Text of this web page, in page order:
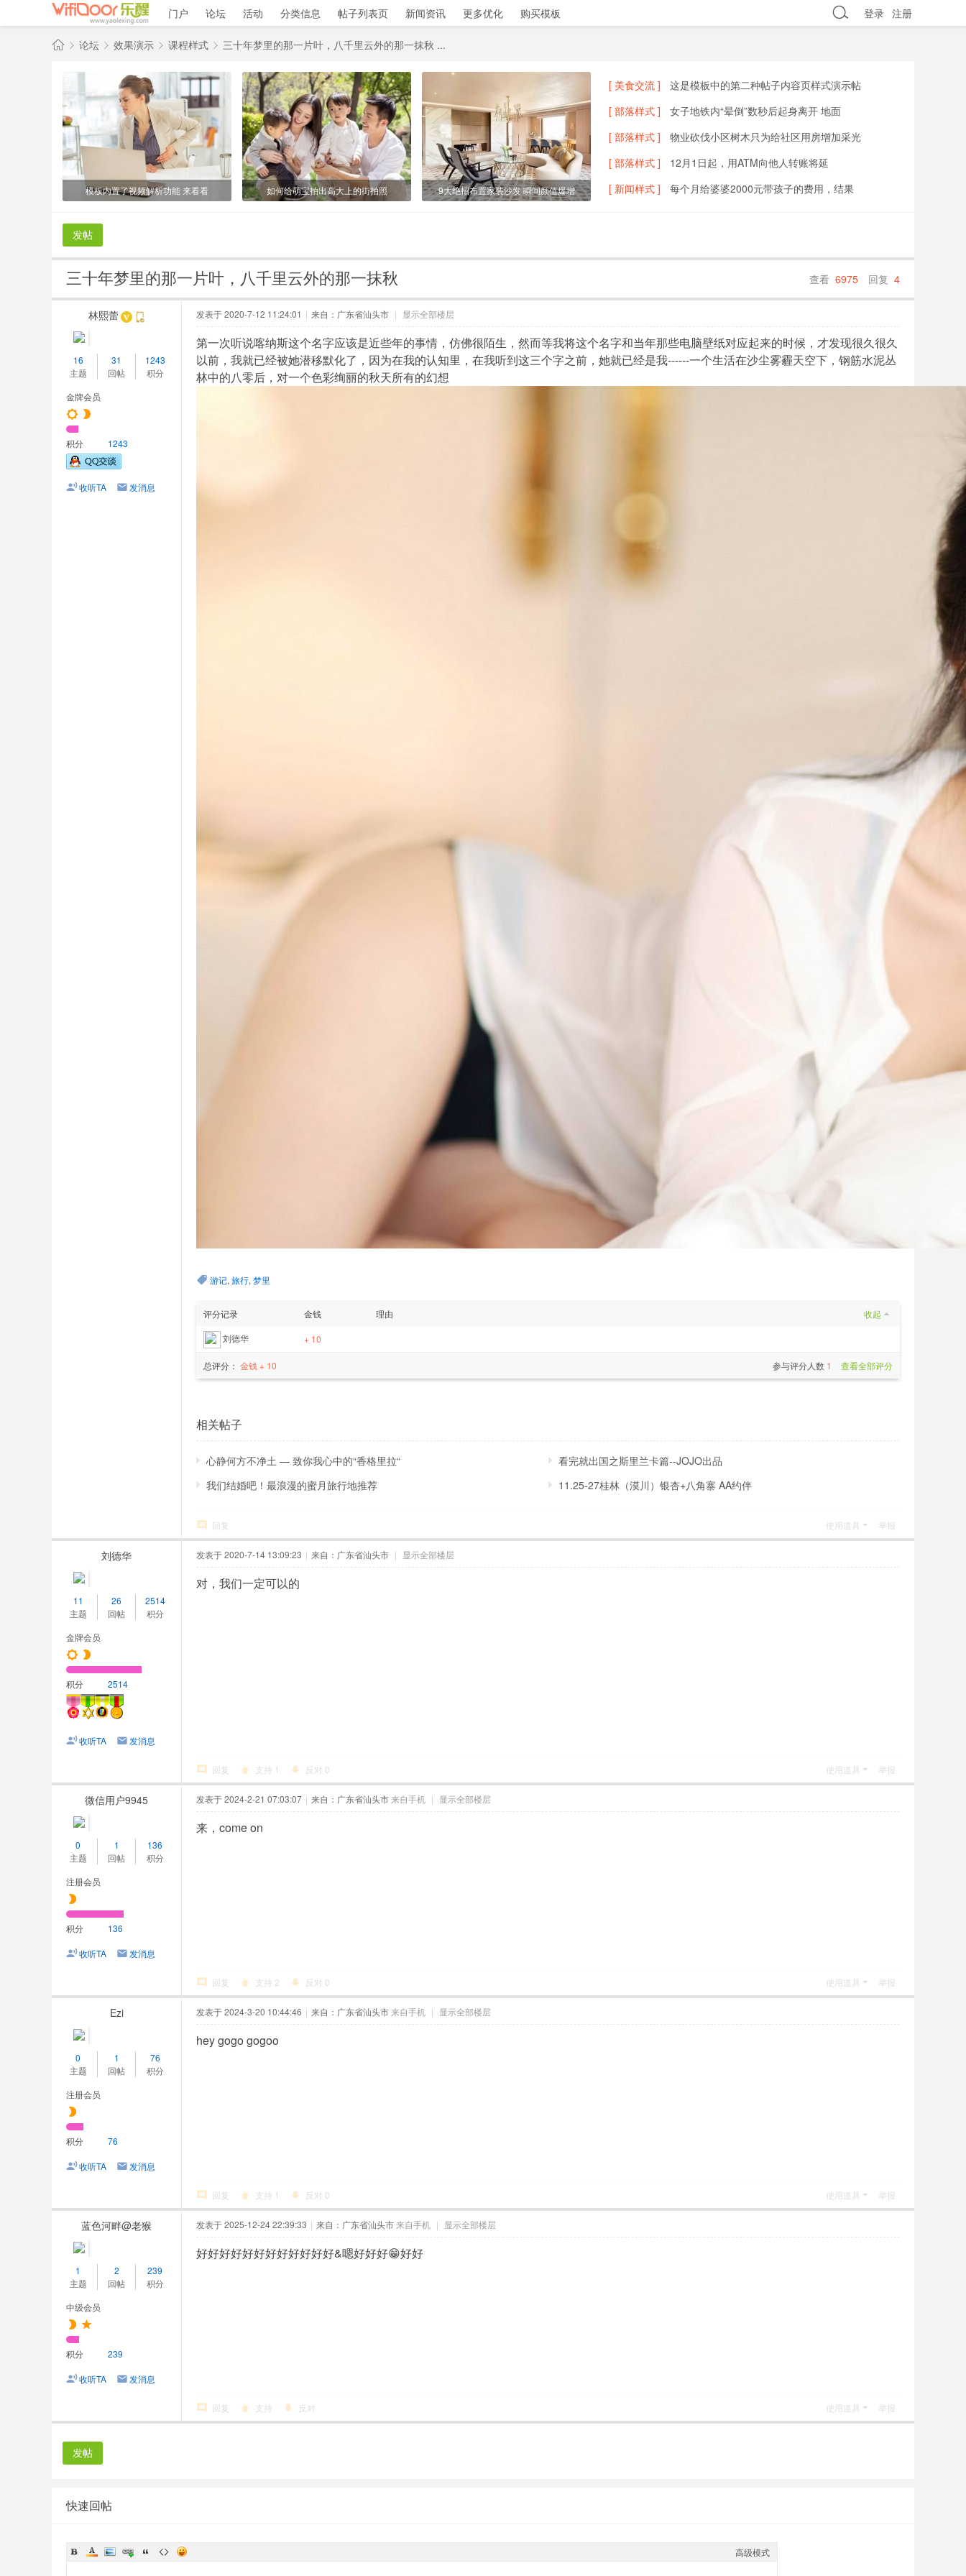
门户 论坛 活动 分类信息 帖子列表页 新闻资讯 更多优化 购买模板 登录 注册
际
网
络
A
»
论坛 效果演示
›
课程样式
›
三十年梦里的那一片叶，八千里云外的那一抹秋 ...
模板内置了视频解析功能 来看看 如何给萌宝拍出高大上的街拍照 9大绝招布置家装沙发 瞬间颜值爆增
[ 美食交流 ]
这是模板中的第二种帖子内容页样式演示帖
[ 部落样式 ]
女子地铁内“晕倒”数秒后起身离开 地面
[ 部落样式 ]
物业砍伐小区树木只为给社区用房增加采光
[ 部落样式 ]
12月1日起，用ATM向他人转账将延
[ 新闻样式 ]
每个月给婆婆2000元带孩子的费用，结果
发帖
查看 6975 回复 4
三十年梦里的那一片叶，八千里云外的那一抹秋
林熙蕾
16
主题
31
回帖
1243
积分
金牌会员
积分 1243
收听TA 发消息
发表于 2020-7-12 11:24:01 | 来自：广东省汕头市 | 显示全部楼层
第一次听说喀纳斯这个名字应该是近些年的事情，仿佛很陌生，然而等我将这个名字和当年那些电脑壁纸对应起来的时候，才发现很久很久
以前，我就已经被她潜移默化了，因为在我的认知里，在我听到这三个字之前，她就已经是我------一个生活在沙尘雾霾天空下，钢筋水泥丛
林中的八零后，对一个色彩绚丽的秋天所有的幻想
游记, 旅行, 梦里
评分记录 金钱 收起
理由
刘德华
+ 10
总评分： 金钱 + 10 参与评分人数 1 查看全部评分
相关帖子
心静何方不净土 — 致你我心中的“香格里拉“
看完就出国之斯里兰卡篇--JOJO出品
我们结婚吧！最浪漫的蜜月旅行地推荐
11.25-27桂林（漠川）银杏+八角寨 AA约伴
回复 使用道具 举报
刘德华
11
主题
26
回帖
2514
积分
金牌会员
积分 2514
收听TA 发消息
发表于 2020-7-14 13:09:23 | 来自：广东省汕头市 | 显示全部楼层
对，我们一定可以的
回复 支持 1 反对 0 使用道具 举报
微信用户9945
0
主题
1
回帖
136
积分
注册会员
积分 136
收听TA 发消息
发表于 2024-2-21 07:03:07 | 来自：广东省汕头市来自手机 | 显示全部楼层
来，come on
回复 支持 2 反对 0 使用道具 举报
Ezi
0
主题
1
回帖
76
积分
注册会员
积分 76
收听TA 发消息
发表于 2024-3-20 10:44:46 | 来自：广东省汕头市来自手机 | 显示全部楼层
hey gogo gogoo
回复 支持 1 反对 0 使用道具 举报
蓝色河畔@老猴
1
主题
2
回帖
239
积分
中级会员
积分 239
收听TA 发消息
发表于 2025-12-24 22:39:33 | 来自：广东省汕头市来自手机 | 显示全部楼层
好好好好好好好好好好好好&嗯好好好😁好好
回复 支持 反对 使用道具 举报
发帖
快速回帖
高级模式